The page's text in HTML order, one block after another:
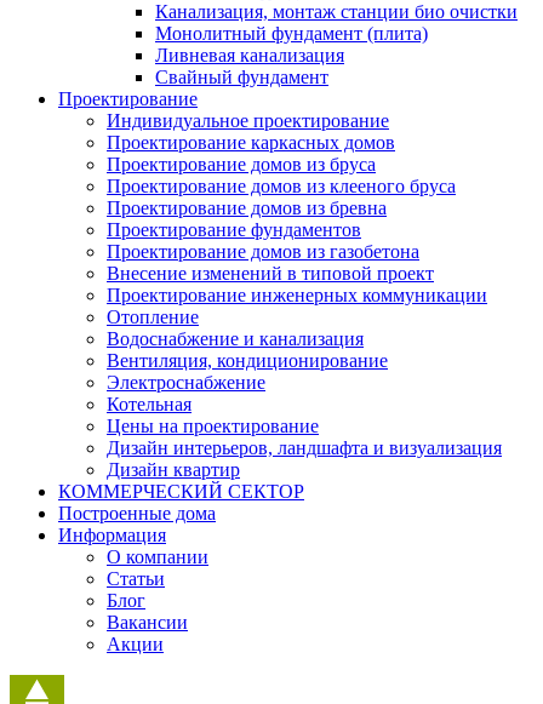
Канализация, монтаж станции био очистки
Монолитный фундамент (плита)
Ливневая канализация
Свайный фундамент
Проектирование
Индивидуальное проектирование
Проектирование каркасных домов
Проектирование домов из бруса
Проектирование домов из клееного бруса
Проектирование домов из бревна
Проектирование фундаментов
Проектирование домов из газобетона
Внесение изменений в типовой проект
Проектирование инженерных коммуникации
Отопление
Водоснабжение и канализация
Вентиляция, кондиционирование
Электроснабжение
Котельная
Цены на проектирование
Дизайн интерьеров, ландшафта и визуализация
Дизайн квартир
КОММЕРЧЕСКИЙ СЕКТОР
Построенные дома
Информация
О компании
Статьи
Блог
Вакансии
Акции